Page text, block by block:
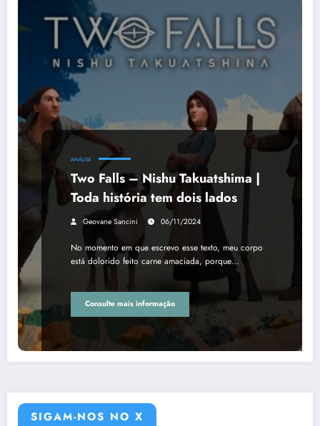
ANÁLISE
Two Falls – Nishu Takuatshima |
Toda história tem dois lados
Geovane Sancini 06/11/2024
No momento em que escrevo esse texto, meu corpo
está dolorido feito carne amaciada, porque…
Consulte mais informação
SIGAM-NOS NO X